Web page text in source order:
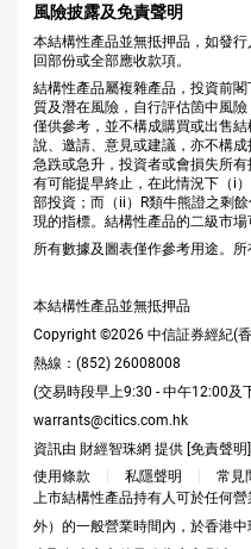
風險披露及免責聲明
本結構性產品並無抵押品，如發
回部份或全部應收款項。
結構性產品屬複雜產品，投資前
質及潛在風險，自行評估箇中風
僅供參考，並不構成購買或出售
說、邀請、意見或建議，亦不構
急跌或急升，投資者或會損失所
有可能提早終止，在此情況下（i
部投資；而（ii）R類牛熊證之剩
現的指標。結構性產品的二級市場
所有數據及圖表僅作參考用途。所
本結構性產品並無抵押品
Copyright ©2026 中信証券經紀(
熱線：(852) 26008008
(交易時段早上9:30 - 中午12:00及
warrants@citics.com.hk
資訊由 財經智珠網 提供 [免責聲明]
使用條款
私隱聲明
常見
上市結構性產品持有人可於任何
外）的一般營業時間內，於香港